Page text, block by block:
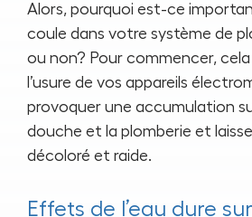
Alors, pourquoi est-ce
coule dans votre système de
ou non? Pour commencer,
l’usure de vos appareils
provoquer une accumulation
douche et la plomberie et
décoloré et raide.
Effets de l’eau dure